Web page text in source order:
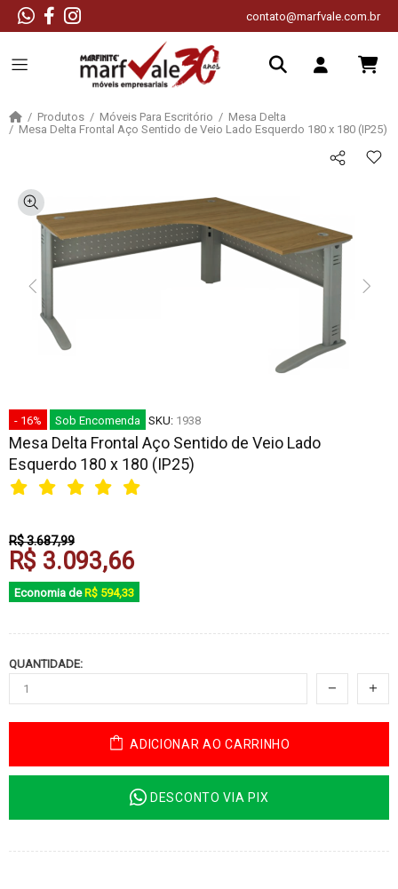
contato@marfvale.com.br
Produtos Móveis Para Escritório
Mesa Delta
Mesa Delta Frontal Aço Sentido de Veio Lado Esquerdo 180 x 180 (IP25)
- 16% Sob Encomenda SKU: 1938
Mesa Delta Frontal Aço Sentido de Veio Lado
Esquerdo 180 x 180 (IP25)
R$ 3.687,99
R$ 3.093,66
Economia de R$ 594,33
QUANTIDADE:
ADICIONAR AO CARRINHO
DESCONTO VIA PIX